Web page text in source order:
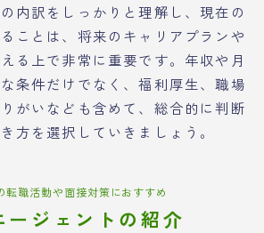
内訳をしっかりと理解し、現在の
ことは、将来のキャリアプランや
る上で非常に重要です。年収や月
条件だけでなく、福利厚生、職場
がいなども含めて、総合的に判断
方を選択していきましょう。
転職活動や面接対策におすすめ
ージェントの紹介